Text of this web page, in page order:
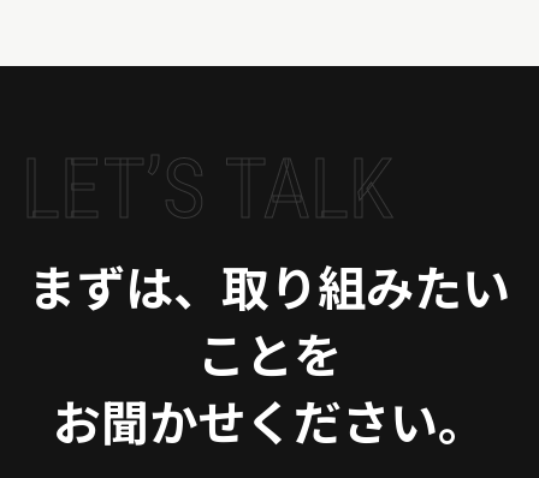
LET’S TALK
まずは、取り組みたい
ことを
お聞かせください。